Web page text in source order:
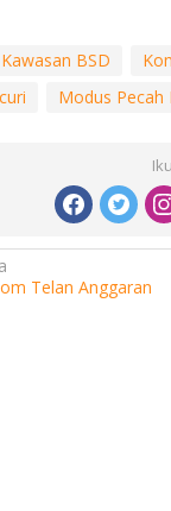
Kawasan BSD
Modus Pecah
Telan Anggaran